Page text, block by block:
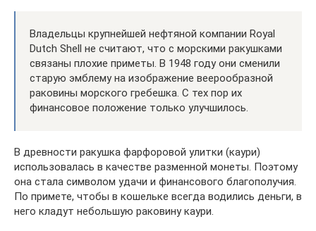
Владельцы крупнейшей нефтяной компании Royal
Dutch Shell не считают, что с морскими ракушками
связаны плохие приметы. В 1948 году они сменили
старую эмблему на изображение веерообразной
раковины морского гребешка. С тех пор их
финансовое положение только улучшилось.
В древности ракушка фарфоровой улитки (каури)
использовалась в качестве разменной монеты. Поэтому
она стала символом удачи и финансового благополучия.
По примете, чтобы в кошельке всегда водились деньги, в
него кладут небольшую раковину каури.